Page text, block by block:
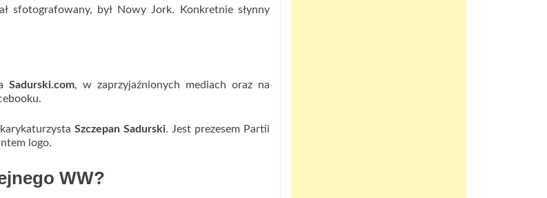
sfotografowany, był Nowy Jork. Konkretnie słynny
Sadurski.com, w zaprzyjaźnionych mediach oraz na
karykaturzystaSzczepan Sadurski. Jest prezesem Partii
logo.
WW?